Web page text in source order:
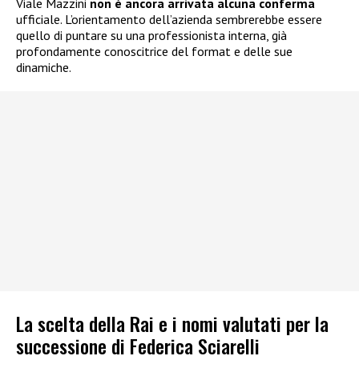
ufficiale. L’orientamento dell’azienda sembrerebbe essere
quello di puntare su una professionista interna, già
profondamente conoscitrice del format e delle sue
dinamiche.
La scelta della Rai e i nomi valutati per la
successione di Federica Sciarelli